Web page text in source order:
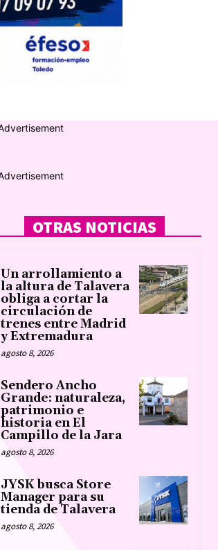
OTRAS NOTICIAS
Un arrollamiento a
la altura de Talavera
obliga a cortar la
circulación de
trenes entre Madrid
y Extremadura
agosto 8, 2026
Sendero Ancho
Grande: naturaleza,
patrimonio e
historia en El
Campillo de la Jara
agosto 8, 2026
JYSK busca Store
Manager para su
tienda de Talavera
agosto 8, 2026